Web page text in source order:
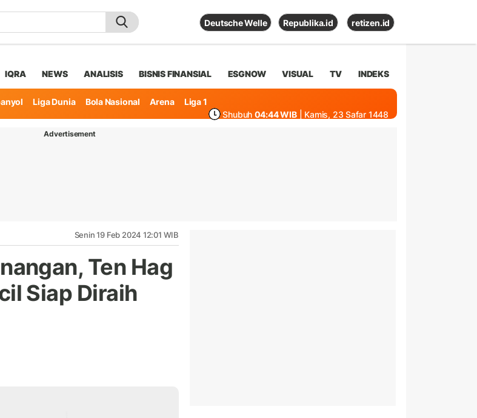
Deutsche Welle Republika.id retizen.id
IQRA NEWS ANALISIS BISNIS FINANSIAL ESGNOW VISUAL TV INDEKS
Liga Dunia Bola Nasional Arena
Liga 1
Shubuh 04:44 WIB | Kamis, 23 Safar 1448
Advertisement
Senin 19 Feb 2024 12:01 WIB
Ten Hag
Siap Diraih